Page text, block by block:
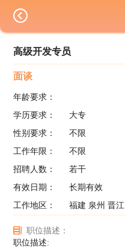
高级开发专员
面谈
年龄要求：
学历要求：
大专
性别要求：
不限
工作年限：
不限
招聘人数：
若干
有效日期：
长期有效
工作地区：
福建 泉州 晋江
职位描述：
职位描述: